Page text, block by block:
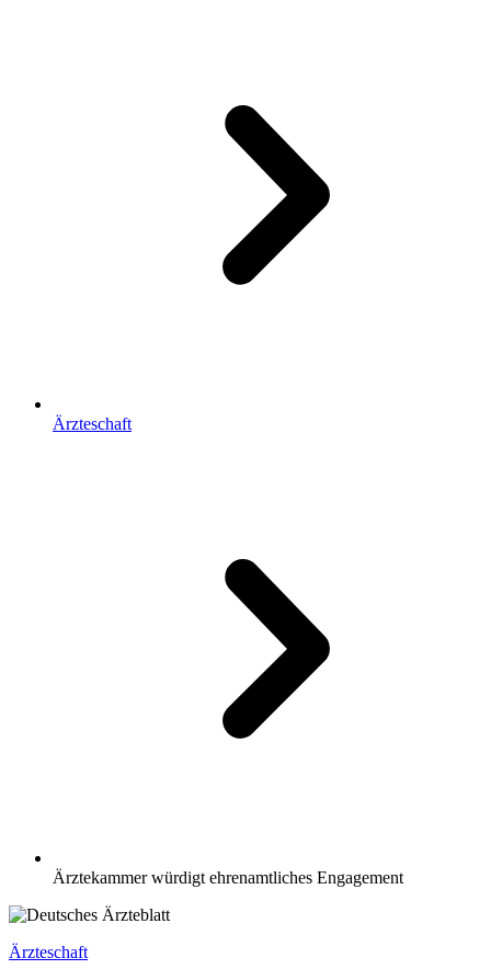
Ärzteschaft
Ärztekammer würdigt ehrenamtliches Engagement
Ärzteschaft